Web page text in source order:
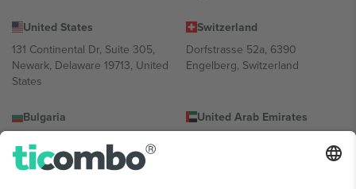
United States
131 Continental Dr, Suite 305,
Newark, Delaware 19713, United
States
Switzerland
Dorfstrasse 52a, 6390
Engelberg, Switzerland
Bulgaria
Totleben 53-55, 1606 Sofia,
Bulgaria
United Arab Emirates
Building A1, Office 302, Dubai,